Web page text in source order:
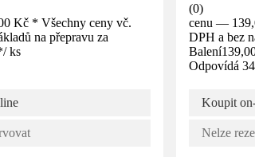
Kč * Všechny ceny vč.
na přepravu za
/ ks
(0)
cenu —
DPH a bez
Balení
Odpovídá
Koupit
Nelze